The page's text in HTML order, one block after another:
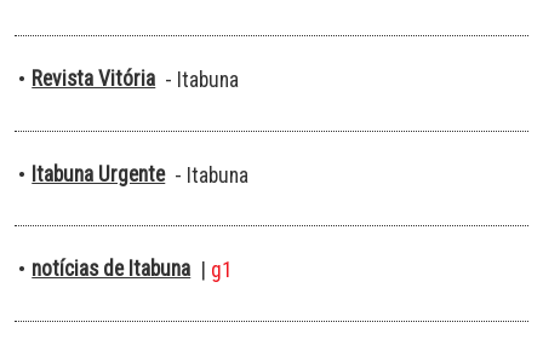
• Revista Vitória - Itabuna
• Itabuna Urgente - Itabuna
• notícias de Itabuna | g1